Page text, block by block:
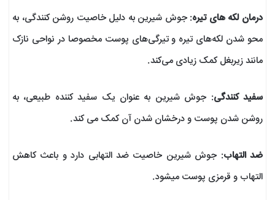
درمان لکه های تیره: جوش شیرین به دلیل خاصیت روشن کنندگی، به
محو شدن لکه‌های تیره و تیرگی‌های پوست مخصوصا در نواحی نازک
مانند زیربغل کمک زیادی می‌کند.
سفید کنندگی: جوش شیرین به عنوان یک سفید کننده طبیعی، به
روشن شدن پوست و درخشان شدن آن کمک می کند.
ضد التهاب: جوش شیرین خاصیت ضد التهابی دارد و باعث کاهش
التهاب و قرمزی پوست میشود.